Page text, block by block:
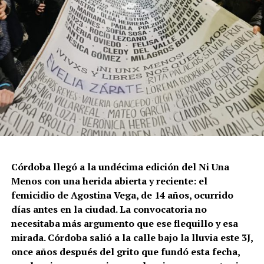
protección, paralización de la agenda legislativa en
materia de derechos y consolidación de discursos
fascistas que estigmatizan a la diversidad.
Para María Rachid, titular del Instituto contra la
Discriminación de la Ciudad de Buenos Aires e
integrante de la Federación Argentina LGBT+
(FALGBT), el drástico aumento de estos crímenes en
Argentina no puede separarse de los discursos de odio
que provienen del gobierno nacional. “Tanto el
de manera violenta y discriminatoria hacia la comunidad
LGBT en general y, principalmente, hacia la comunidad
trans”, describe Rachid. “Y eso –agrega– genera mayor
violencia y discriminación en la vida cotidiana. Esos
discursos terminan legitimando, avalando y fomentando
la violencia hacia nuestra comunidad”.
Esa realidad se percibe en lo cotidiano. Ayito Cabrera,
Córdoba llegó a la undécima edición del Ni Una
Menos con una herida abierta y reciente: el
femicidio de Agostina Vega, de 14 años, ocurrido
días antes en la ciudad. La convocatoria no
necesitaba más argumento que ese flequillo y esa
mirada. Córdoba salió a la calle bajo la lluvia este 3J,
once años después del grito que fundó esta fecha,